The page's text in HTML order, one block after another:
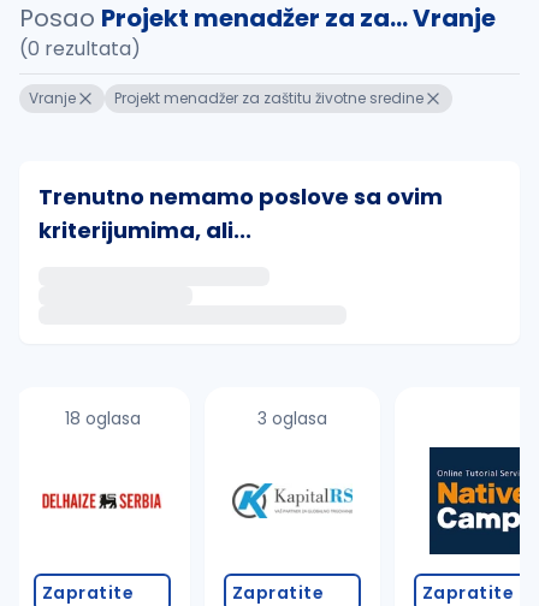
Posao Projekt menadžer za za... Vranje
(0 rezultata)
Vranje Projekt menadžer za zaštitu životne sredine
Trenutno nemamo poslove sa ovim
kriterijumima, ali...
proverite pravopisne greške (koristite č, ć, š, đ,
promenite odabrane filtere pretrage
18 oglasa
Zapratite
3 oglasa
Zapratite Zapratite